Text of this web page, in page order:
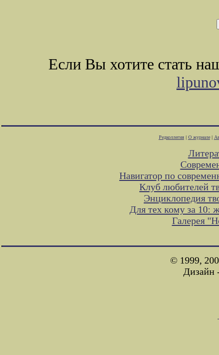
Если Вы хотите стать
Редколлегия| О журнале|
Навигатор по
Клуб любителей
Энциклопедия
Для тех кому за 10:
Галерея
© 1999,
Дизайн